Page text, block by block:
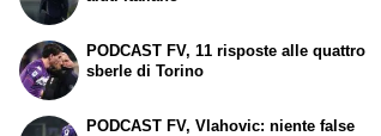
PODCAST FV, 11 risposte alle quattro
sberle di Torino
PODCAST FV, Vlahovic: niente false